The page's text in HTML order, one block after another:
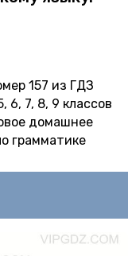
157 из ГДЗ
6, 7, 8, 9 классов
домашнее
грамматике